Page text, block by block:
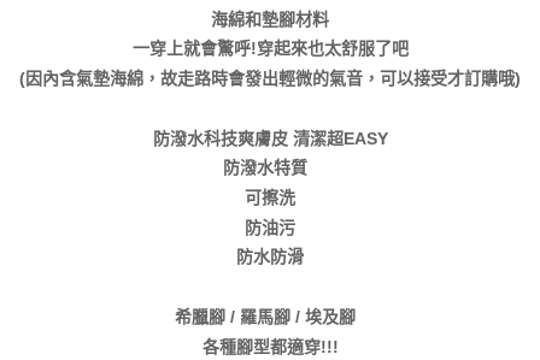
海綿和墊腳材料
一穿上就會驚呼!穿起來也太舒服了吧
(因內含氣墊海綿，故走路時會發出輕微的氣音，可以接受才訂購哦)
防潑水科技爽膚皮 清潔超EASY
防潑水特質
可擦洗
防油污
防水防滑
希臘腳 / 羅馬腳 / 埃及腳
各種腳型都適穿!!!